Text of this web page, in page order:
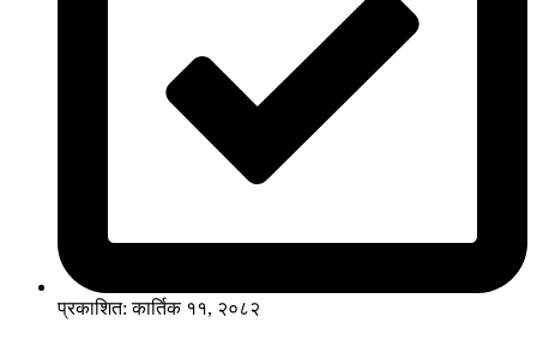
प्रकाशित: कार्तिक ११, २०८२